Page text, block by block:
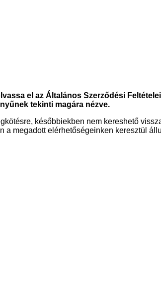
el az Általános Szerződési
tekinti magára nézve.
későbbiekben nem kereshető
megadott elérhetőségeinken keresztül